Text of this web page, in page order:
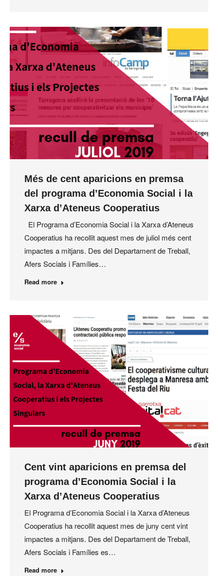
Més de cent aparicions en premsa
del programa d’Economia Social i la
Xarxa d’Ateneus Cooperatius
El Programa d’Economia Social i la Xarxa d’Ateneus
Cooperatius ha recollit aquest mes de juliol més cent
impactes a mitjans. Des del Departament de Treball,
Afers Socials i Famílies…
Read more
Cent vint aparicions en premsa del
programa d’Economia Social i la
Xarxa d’Ateneus Cooperatius
El Programa d’Economia Social i la Xarxa d’Ateneus
Cooperatius ha recollit aquest mes de juny cent vint
impactes a mitjans. Des del Departament de Treball,
Afers Socials i Famílies es…
Read more